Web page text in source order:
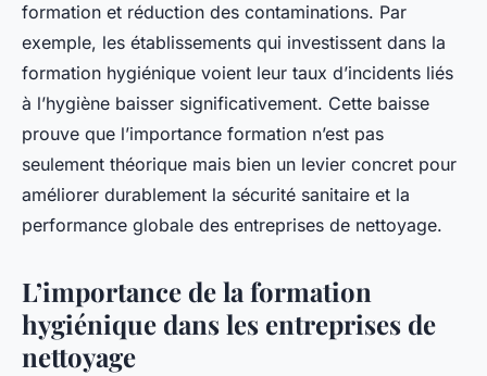
formation et réduction des contaminations. Par
exemple, les établissements qui investissent dans la
formation hygiénique voient leur taux d’incidents liés
à l’hygiène baisser significativement. Cette baisse
prouve que l’importance formation n’est pas
seulement théorique mais bien un levier concret pour
améliorer durablement la sécurité sanitaire et la
performance globale des entreprises de nettoyage.
L’importance de la formation
hygiénique dans les entreprises de
nettoyage